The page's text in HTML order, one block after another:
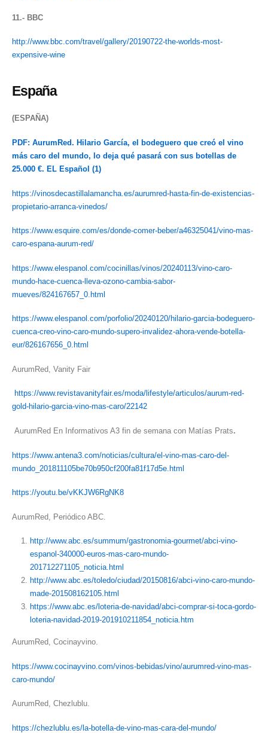
11.- BBC
http://www.bbc.com/travel/gallery/20190722-the-worlds-most-
expensive-wine
España
(ESPAÑA)
PDF: AurumRed. Hilario García, el bodeguero que creó el vino
más caro del mundo, lo deja qué pasará con sus botellas de
25.000 €. EL Español (1)
https://vinosdecastillalamancha.es/aurumred-hasta-fin-de-existencias-
propietario-arranca-vinedos/
https://www.esquire.com/es/donde-comer-beber/a46325041/vino-mas-
caro-espana-aurum-red/
https://www.elespanol.com/cocinillas/vinos/20240113/vino-caro-
mundo-hace-cuenca-lleva-ozono-cambia-sabor-
mueves/824167657_0.html
https://www.elespanol.com/porfolio/20240120/hilario-garcia-bodeguero-
cuenca-creo-vino-caro-mundo-supero-invalidez-ahora-vende-botella-
eur/826167656_0.html
AurumRed, Vanity Fair
https://www.revistavanityfair.es/moda/lifestyle/articulos/aurum-red-
gold-hilario-garcia-vino-mas-caro/22142
AurumRed En Informativos A3 fin de semana con Matías Prats.
https://www.antena3.com/noticias/cultura/el-vino-mas-caro-del-
mundo_201811105be70b950cf200fa81f17d5e.html
https://youtu.be/vKKJW6RgNK8
AurumRed, Periódico ABC.
http://www.abc.es/summum/gastronomia-gourmet/abci-vino-
espanol-340000-euros-mas-caro-mundo-
201712271105_noticia.html
http://www.abc.es/toledo/ciudad/20150816/abci-vino-caro-mundo-
made-201508162105.html
https://www.abc.es/loteria-de-navidad/abci-comprar-si-toca-gordo-
loteria-navidad-2019-201910211854_noticia.htm
AurumRed, Cocinayvino.
https://www.cocinayvino.com/vinos-bebidas/vino/aurumred-vino-mas-
caro-mundo/
AurumRed, Chezlublu.
https://chezlublu.es/la-botella-de-vino-mas-cara-del-mundo/